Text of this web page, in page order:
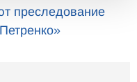
преследование